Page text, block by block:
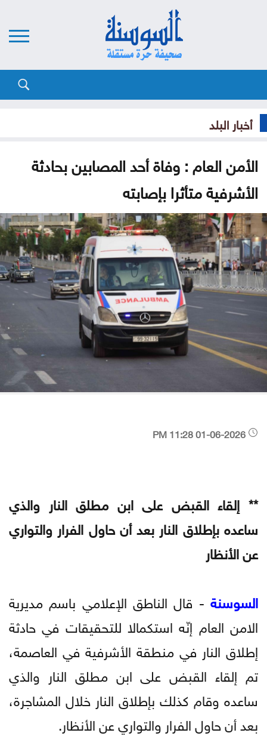
أخبار البلد
الأمن العام : وفاة أحد المصابين بحادثة
الأشرفية متأثرا بإصابته
** إلقاء القبض على ابن مطلق النار والذي
ساعده بإطلاق النار بعد أن حاول الفرار والتواري
عن الأنظار
السوسنة - قال الناطق الإعلامي باسم مديرية
الامن العام إنّه استكمالا للتحقيقات في حادثة
إطلاق النار في منطقة الأشرفية في العاصمة،
تم إلقاء القبض على ابن مطلق النار والذي
ساعده وقام كذلك بإطلاق النار خلال المشاجرة،
بعد أن حاول الفرار والتواري عن الأنظار.